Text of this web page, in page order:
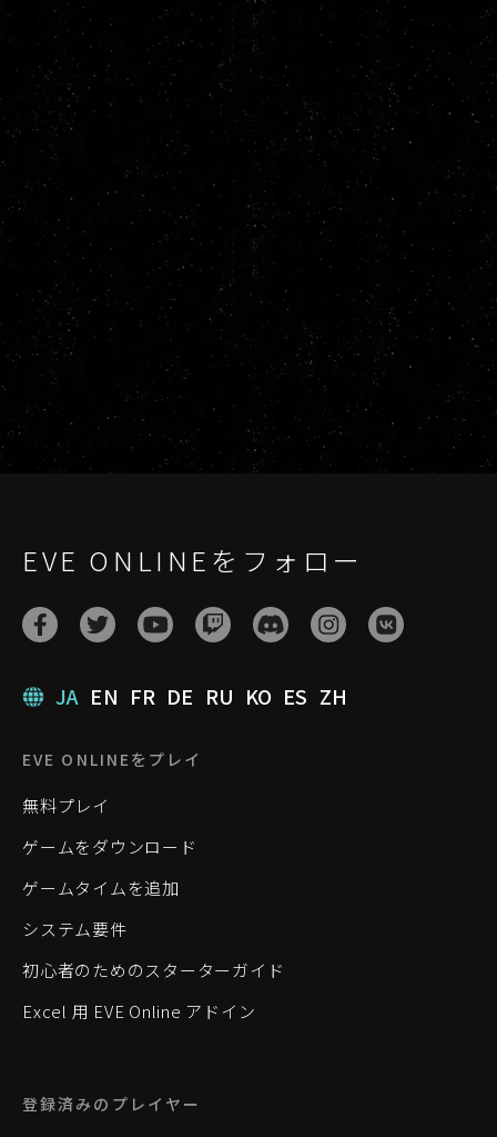
EVE ONLINEをフォロー
JA EN FR DE RU KO ES ZH
EVE ONLINEをプレイ
無料プレイ
ゲームをダウンロード
ゲームタイムを追加
システム要件
初心者のためのスターターガイド
Excel 用 EVE Online アドイン
登録済みのプレイヤー